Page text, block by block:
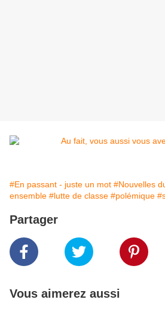
#En passant - juste un mot #Nouvelles
ensemble #lutte de classe #polémique
Partager
Vous aimerez aussi